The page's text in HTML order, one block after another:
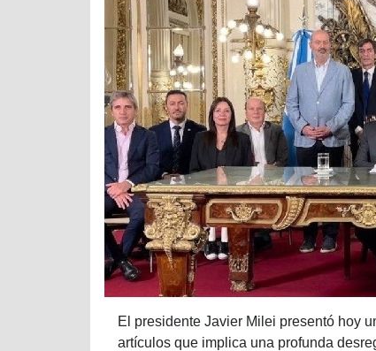
El presidente Javier Milei presentó hoy
artículos que implica una profunda